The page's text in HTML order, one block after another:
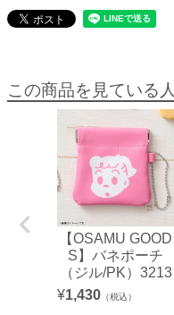
この商品を見ている
【OSAMU GOOD
S】バネポーチ
（ジル/PK）3213
¥1,430 （税込）